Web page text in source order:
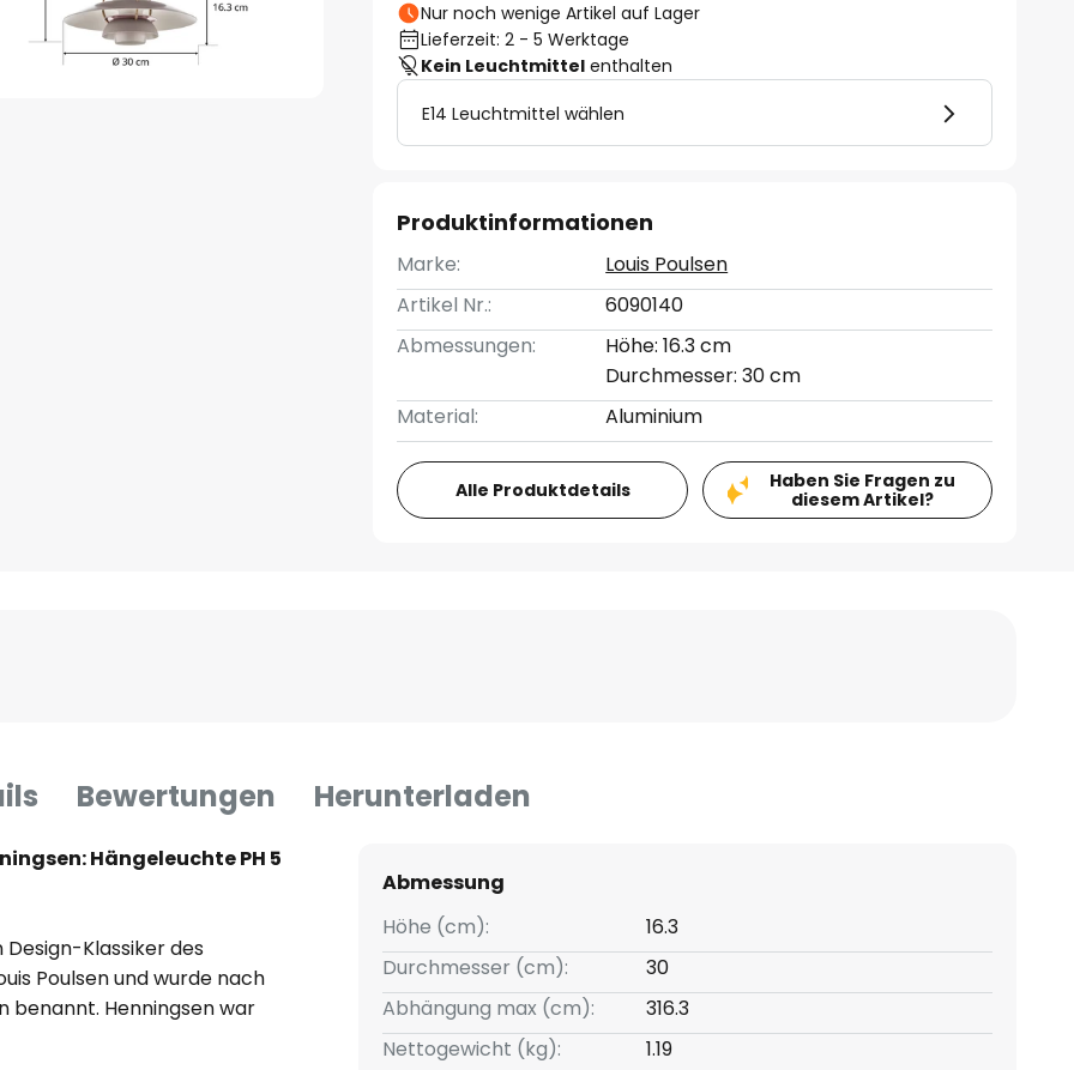
Nur noch wenige Artikel auf Lager
Lieferzeit: 2 - 5 Werktage
Kein Leuchtmittel enthalten
E14 Leuchtmittel wählen
Produktinformationen
Marke:
Louis Poulsen
Artikel Nr.:
6090140
Abmessungen:
Höhe: 16.3 cm
Durchmesser: 30 cm
Material:
Aluminium
Alle Produktdetails
Haben Sie Fragen zu
diesem Artikel?
Bewertungen Herunterladen
Hängeleuchte PH 5
Design-Klassiker des
Poulsen und wurde nach
benannt. Henningsen war
Abmessung
Höhe (cm):
16.3
Durchmesser (cm):
30
Abhängung max (cm):
316.3
Nettogewicht (kg):
1.19